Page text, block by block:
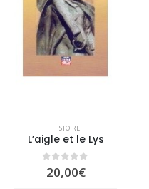
HISTOIRE
L’aigle et le Lys
0sur 5
20,00€